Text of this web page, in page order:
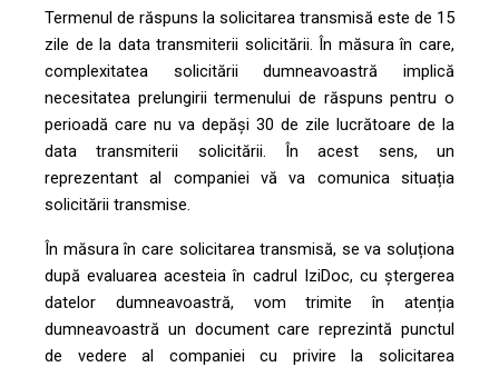
Termenul de răspuns la solicitarea transmisă este de 15
zile de la data transmiterii solicitării. În măsura în care,
complexitatea solicitării dumneavoastră implică
necesitatea prelungirii termenului de răspuns pentru o
perioadă care nu va depăși 30 de zile lucrătoare de la
data transmiterii solicitării. În acest sens, un
reprezentant al companiei vă va comunica situația
solicitării transmise.
În măsura în care solicitarea transmisă, se va soluționa
după evaluarea acesteia în cadrul IziDoc, cu ștergerea
datelor dumneavoastră, vom trimite în atenția
dumneavoastră un document care reprezintă punctul
de vedere al companiei cu privire la solicitarea